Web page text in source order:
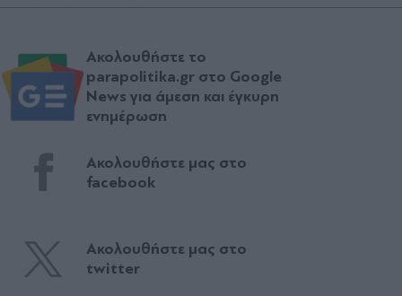
Ακολουθήστε το
parapolitika.gr στο Google
News για άμεση και έγκυρη
ενημέρωση
Ακολουθήστε μας στο
facebook
Ακολουθήστε μας στο
twitter